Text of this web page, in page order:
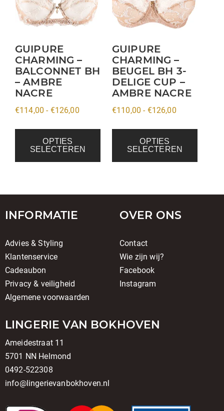
GUIPURE
CHARMING –
BALCONNET BH
– AMBRE
NACRE
€114,00 - €126,00Prijsklasse:
€126,00
OPTIES
SELECTEREN
variaties.
Deze
kan
gekozen
worden
op
productpagina
GUIPURE
CHARMING –
BEUGEL BH 3-
DELIGE CUP –
AMBRE NACRE
€110,00 - €126,00Prijsklasse:
€126,00
OPTIES
SELECTEREN
variaties.
Deze
kan
gekozen
worden
op
productpagina
INFORMATIE
Advies & Styling
Klantenservice
Cadeaubon
Privacy & veiligheid
Algemene voorwaarden
OVER ONS
Contact
Wie zijn wij?
Facebook
Instagram
LINGERIE VAN BOKHOVEN
Ameidestraat 11
5701 NN Helmond
0492-522308
info@lingerievanbokhoven.nl